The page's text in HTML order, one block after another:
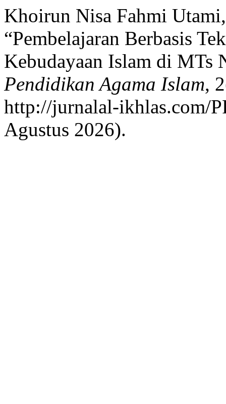
Khoirun Nisa Fahmi
“Pembelajaran Berbasis
Kebudayaan Islam di MTs
Pendidikan Agama Islam,
http://jurnalal-ikhlas.com/
Agustus 2026).